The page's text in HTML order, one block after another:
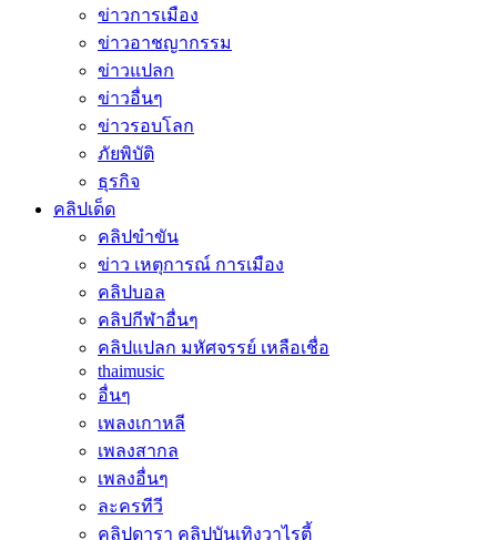
ข่าวการเมือง
ข่าวอาชญากรรม
ข่าวแปลก
ข่าวอื่นๆ
ข่าวรอบโลก
ภัยพิบัติ
ธุรกิจ
คลิปเด็ด
คลิปขำขัน
ข่าว เหตุการณ์ การเมือง
คลิปบอล
คลิปกีฬาอื่นๆ
คลิปแปลก มหัศจรรย์ เหลือเชื่อ
thaimusic
อื่นๆ
เพลงเกาหลี
เพลงสากล
เพลงอื่นๆ
ละครทีวี
คลิปดารา คลิปบันเทิงวาไรตี้